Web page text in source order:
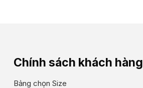
Chính sách khách hàng
Bảng chọn Size